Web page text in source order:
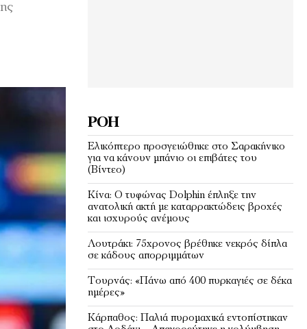
ΡΟΉ
Ελικόπτερο προσγειώθηκε στο Σαρακήνικο
για να κάνουν μπάνιο οι επιβάτες του
(Bίντεο)
Κίνα: Ο τυφώνας Dolphin έπληξε την
ανατολική ακτή με καταρρακτώδεις βροχές
και ισχυρούς ανέμους
Λουτράκι: 75χρονος βρέθηκε νεκρός δίπλα
σε κάδους απορριμμάτων
Τουρνάς: «Πάνω από 400 πυρκαγιές σε δέκα
ημέρες»
Κάρπαθος: Παλιά πυρομαχικά εντοπίστηκαν